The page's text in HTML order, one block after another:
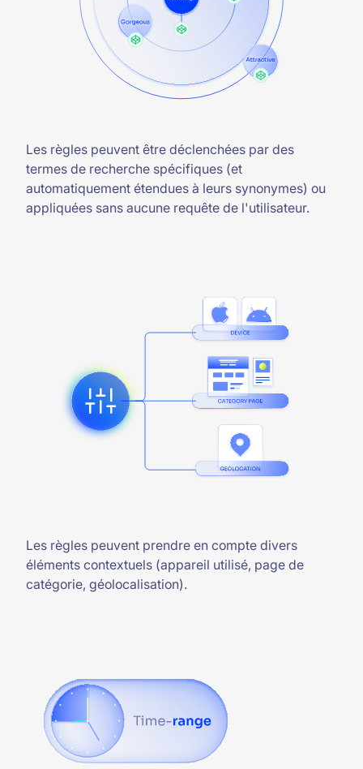
Les règles peuvent être déclenchées par des
termes de recherche spécifiques (et
automatiquement étendues à leurs synonymes) ou
appliquées sans aucune requête de l'utilisateur.
Les règles peuvent prendre en compte divers
éléments contextuels (appareil utilisé, page de
catégorie, géolocalisation).